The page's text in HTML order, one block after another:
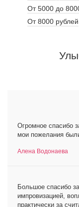
От 5000 до
От 8000 рублей
Огромное спасибо
мои пожелания
Алена Водонаева
Большое спасибо
импровизацией,
практически за